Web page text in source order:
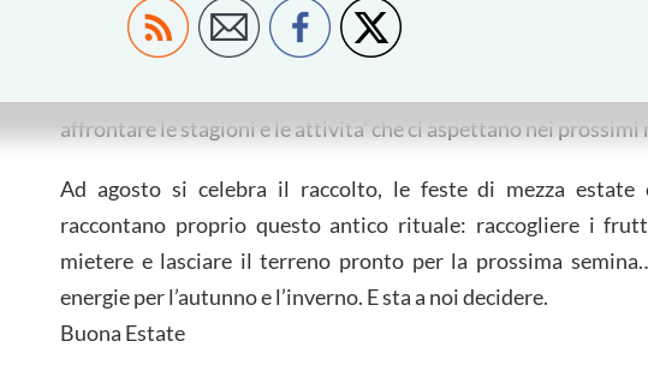
dimenticare che queste due risorse sono importanti e
soprattutto siamo noi a decidere come e dove spenderle al
l’estate e’ un momento molto importante, anche per
affrontare le stagioni e le attivita’ che ci aspettano nei prossimi
Ad agosto si celebra il raccolto, le feste di mezza
raccontano proprio questo antico rituale: raccogliere i
mietere e lasciare il terreno pronto per la prossima
energie per l’autunno e l’inverno. E sta a noi decidere.
Buona Estate